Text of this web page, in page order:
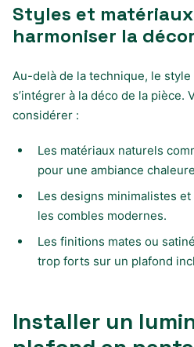
Styles et
harmoniser la
Au-delà de la technique, le
s’intégrer à la déco de la pièce.
considérer :
Les matériaux naturels
pour une ambiance
Les designs minimalistes
les combles modernes.
Les finitions mates ou
trop forts sur un plafond
Installer un